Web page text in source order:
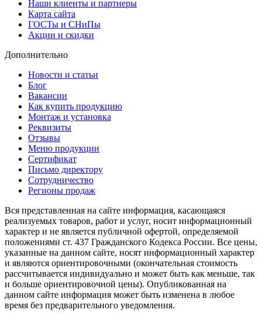
Наши клиенты и партнеры
Карта сайта
ГОСТы и СНиПы
Акции и скидки
Дополнительно
Новости и статьи
Блог
Вакансии
Как купить продукцию
Монтаж и установка
Реквизиты
Отзывы
Меню продукции
Сертификат
Письмо директору
Сотрудничество
Регионы продаж
Вся представленная на сайте информация, касающаяся
реализуемых товаров, работ и услуг, носит информационный
характер и не является публичной офертой, определяемой
положениями ст. 437 Гражданского Кодекса России. Все цены,
указанные на данном сайте, носят информационный характер
и являются ориентировочными (окончательная стоимость
рассчитывается индивидуально и может быть как меньше, так
и больше ориентировочной цены). Опубликованная на
данном сайте информация может быть изменена в любое
время без предварительного уведомления.